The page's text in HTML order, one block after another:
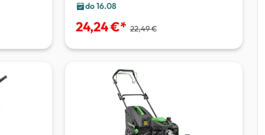
do 16.08
24,24 €* 22,49 €